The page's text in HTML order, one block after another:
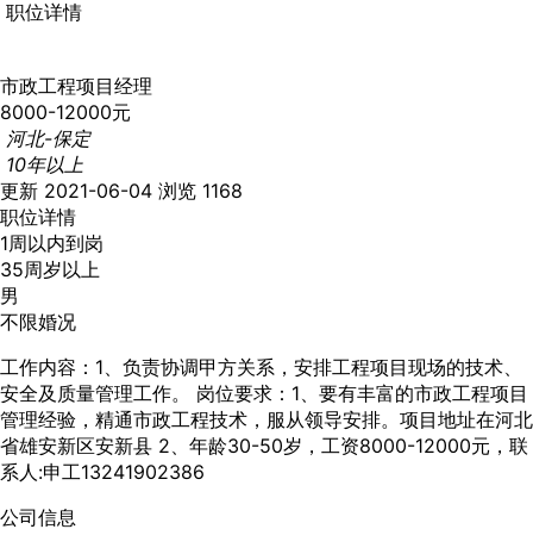
职位详情
市政工程项目经理
8000-12000元
河北-保定
10年以上
更新 2021-06-04 浏览 1168
职位详情
1周以内到岗
35周岁以上
男
不限婚况
工作内容：1、负责协调甲方关系，安排工程项目现场的技术、
安全及质量管理工作。 岗位要求：1、要有丰富的市政工程项目
管理经验，精通市政工程技术，服从领导安排。项目地址在河北
省雄安新区安新县 2、年龄30-50岁，工资8000-12000元，联
系人:申工13241902386
公司信息